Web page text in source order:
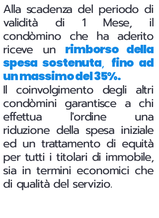
Alla scadenza del periodo di
validità di 1 Mese, il
condòmino che ha aderito
riceve un rimborso della
spesa sostenuta, fino ad
un massimo del 35%.
Il coinvolgimento degli altri
condòmini garantisce a chi
effettua l'ordine una
riduzione della spesa iniziale
ed un trattamento di equità
per tutti i titolari di immobile,
sia in termini economici che
di qualità del servizio.